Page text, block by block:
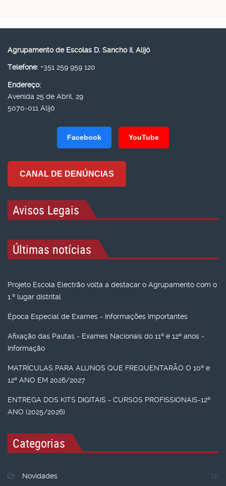
Agrupamento de Escolas D. Sancho II, Alijó
Telefone: +351 259 959 120
Endereço:
Avenida 25 de Abril, 29
5070-011 Alijó
Facebook YouTube
CANAL DE DENÚNCIAS
Avisos Legais
Últimas notícias
Projeto Escola Electrão volta a destacar o Agrupamento com o
1.º lugar distrital
Época Especial de Exames - Informações Importantes
Afixação das Pautas - Exames Nacionais do 11º e 12º anos -
Informação
MATRÍCULAS PARA ALUNOS QUE FREQUENTARÃO O 10º e
12º ANO EM 2026/2027
ENTREGA DOS KITS DIGITAIS - CURSOS PROFISSIONAIS-12º
ANO (2025/2026)
Categorias
Novidades (1)